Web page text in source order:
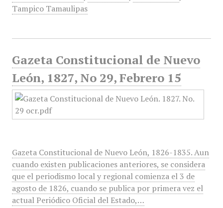
Tampico Tamaulipas
Gazeta Constitucional de Nuevo
León, 1827, No 29, Febrero 15
Gazeta Constitucional de Nuevo León, 1826-1835. Aun
cuando existen publicaciones anteriores, se considera
que el periodismo local y regional comienza el 3 de
agosto de 1826, cuando se publica por primera vez el
actual Periódico Oficial del Estado,…